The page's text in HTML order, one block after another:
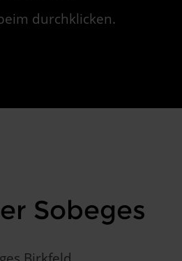
durchklicken.
Sobeges